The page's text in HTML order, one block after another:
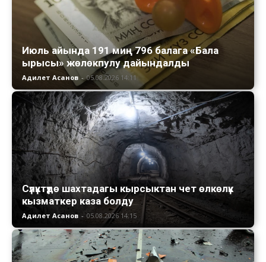
Июль айында 191 миң 796 балага «Бала
ырысы» жөлөкпулу дайындалды
Адилет Асанов - 05.08.2026 14:11
Сүлүктүдө шахтадагы кырсыктан чет өлкөлүк
кызматкер каза болду
Адилет Асанов - 05.08.2026 14:15